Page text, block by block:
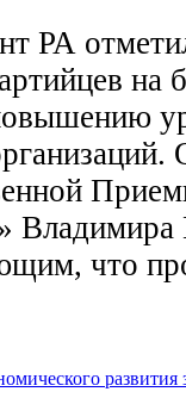
РА
на
что
развития